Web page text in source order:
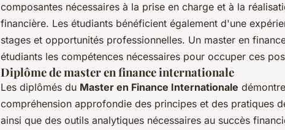
composantes nécessaires à la prise en charge et à la
financière. Les étudiants bénéficient également d'une
stages et opportunités professionnelles. Un master en
étudiants les compétences nécessaires pour occuper ces
Diplôme de master en finance internationale
Les diplômés du Master en Finance Internationale
compréhension approfondie des principes et des pratiques
ainsi que des outils analytiques nécessaires au succès